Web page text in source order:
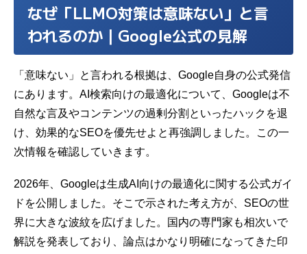
なぜ「LLMO対策は意味ない」と言
われるのか｜Google公式の見解
「意味ない」と言われる根拠は、Google自身の公式発信
にあります。AI検索向けの最適化について、Googleは不
自然な言及やコンテンツの過剰分割といったハックを退
け、効果的なSEOを優先せよと再強調しました。この一
次情報を確認していきます。
2026年、Googleは生成AI向けの最適化に関する公式ガイ
ドを公開しました。そこで示された考え方が、SEOの世
界に大きな波紋を広げました。国内の専門家も相次いで
解説を発表しており、論点はかなり明確になってきた印